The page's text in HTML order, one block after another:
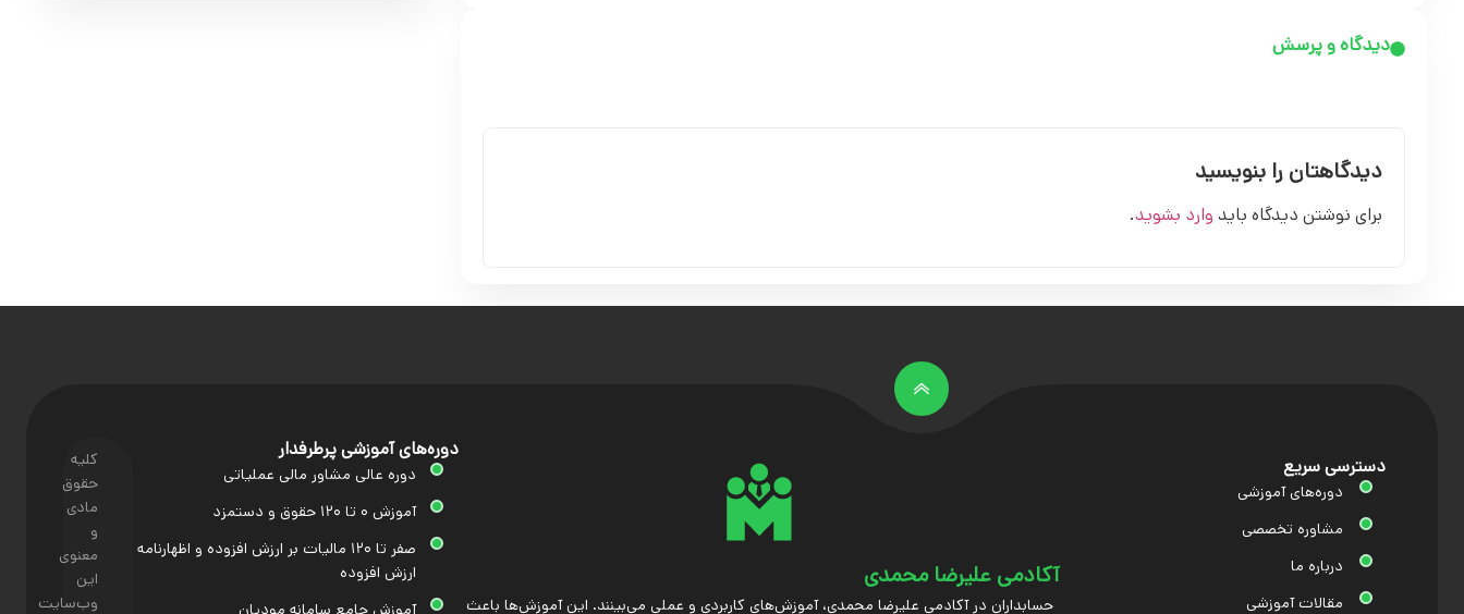
دیدگاه و پرسش
دیدگاهتان را بنویسید
برای نوشتن دیدگاه باید وارد بشوید.
دسترسی سریع
دوره‌های آموزشی
مشاوره تخصصی
درباره ما
مقالات آموزشی
آکادمی علیرضا محمدی
حسابداران در آکادمی علیرضا محمدی، آموزش‌های کاربردی و عملی می‌بینند. این آموزش‌ها باعث
دوره‌های آموزشی پرطرفدار
دوره عالی مشاور مالی عملیاتی
آموزش ۰ تا ۱۲۰ حقوق و دستمزد
صفر تا ۱۲۰ مالیات بر ارزش افزوده و اظهارنامه
ارزش افزوده
آموزش جامع سامانه مودیان
کلیه
حقوق
مادی
و
معنوی
این
وب‌سایت